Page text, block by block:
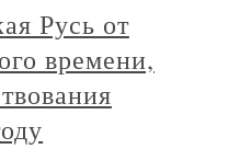
Русь от
времени,